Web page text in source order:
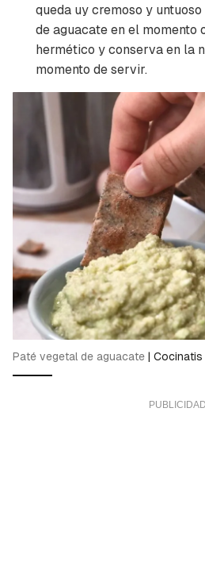
queda uy cremoso y
de aguacate en el momento
hermético y conserva en la
momento de servir.
Paté vegetal de aguacate | Cocinatis